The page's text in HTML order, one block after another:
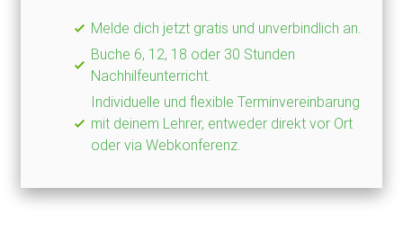
Melde dich jetzt gratis und unverbindlich an.
Buche 6, 12, 18 oder 30 Stunden
Nachhilfeunterricht.
Individuelle und flexible Terminvereinbarung
mit deinem Lehrer, entweder direkt vor Ort
oder via Webkonferenz.